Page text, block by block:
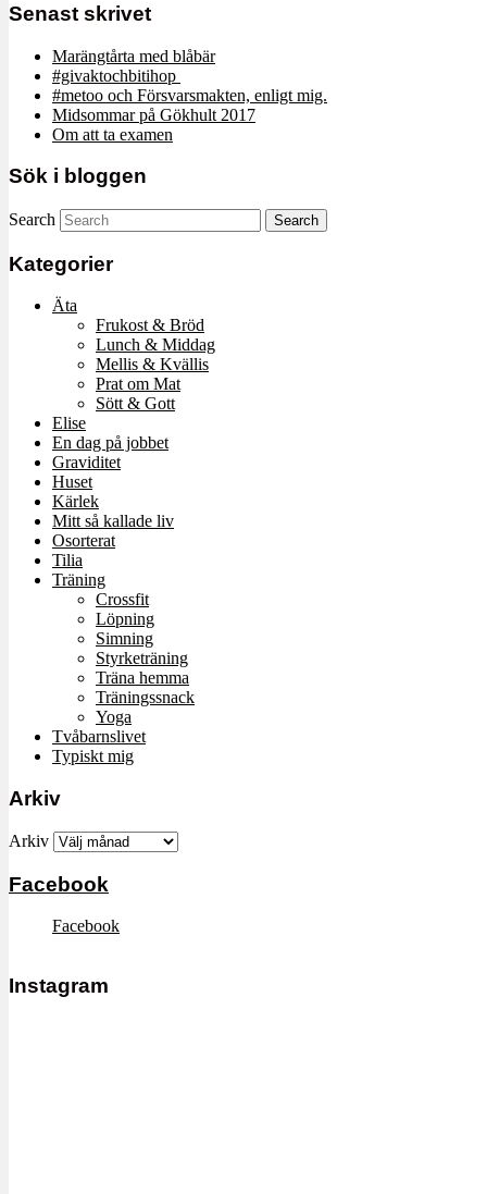
Senast skrivet
Marängtårta med blåbär
#givaktochbitihop
#metoo och Försvarsmakten, enligt mig.
Midsommar på Gökhult 2017
Om att ta examen
Sök i bloggen
Search
Kategorier
Äta
Frukost & Bröd
Lunch & Middag
Mellis & Kvällis
Prat om Mat
Sött & Gott
Elise
En dag på jobbet
Graviditet
Huset
Kärlek
Mitt så kallade liv
Osorterat
Tilia
Träning
Crossfit
Löpning
Simning
Styrketräning
Träna hemma
Träningssnack
Yoga
Tvåbarnslivet
Typiskt mig
Arkiv
Arkiv
Facebook
Facebook
Instagram